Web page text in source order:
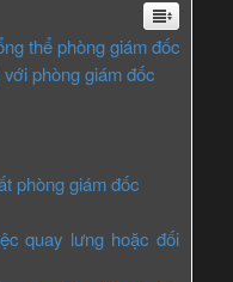
thể phòng giám đốc
phòng giám đốc
phòng giám đốc
quay lưng hoặc đối